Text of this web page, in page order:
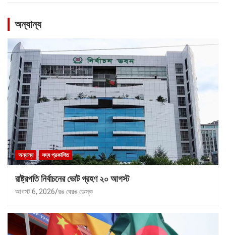
অন্যান্য
অন্যান্য সদ্য প্রকাশিত
রাষ্ট্রপতি নির্বাচনের ভোট গ্রহণ ২০ আগস্ট
আগস্ট 6, 2026 রঙ বেরঙ ডেস্ক